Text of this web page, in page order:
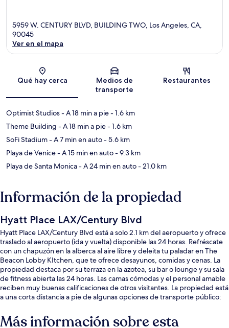
5959 W. CENTURY BLVD, BUILDING TWO, Los Angeles, CA,
90045
Ver en el mapa
Qué hay cerca
Medios de
transporte
Restaurantes
Optimist Studios- A 18 min a pie- 1.6 km
Theme Building - A 18 min a pie- 1.6 km
SoFi Stadium- A 7 min en auto- 5.6 km
Playa de Venice- A 15 min en auto- 9.3 km
Playa de Santa Monica- A 24 min en auto- 21.0 km
Información de la propiedad
Hyatt Place LAX/Century Blvd
Hyatt Place LAX/Century Blvd está a solo 2.1 km del aeropuerto y ofrece
traslado al aeropuerto (ida y vuelta) disponible las 24 horas. Refréscate
con un chapuzón en la alberca al aire libre y deleita tu paladar en The
Beacon Lobby KItchen, que te ofrece desayunos, comidas y cenas. La
propiedad destaca por su terraza en la azotea, su bar o lounge y su sala
de fitness abierta las 24 horas. Las camas cómodas y el personal amable
reciben muy buenas calificaciones de otros visitantes. La propiedad está
a una corta distancia a pie de algunas opciones de transporte público:
Más información sobre esta